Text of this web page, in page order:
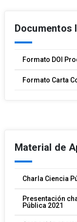
Documentos
Formato DOI
Formato Carta
Material de
Charla Ciencia
Presentación
Pública 2021